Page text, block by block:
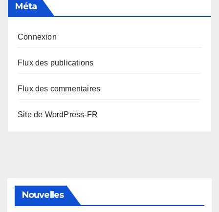
Méta
Connexion
Flux des publications
Flux des commentaires
Site de WordPress-FR
Nouvelles